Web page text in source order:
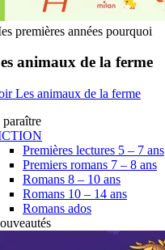
premières années pourquoi
animaux de la ferme
Les animaux de la ferme
Premières lectures 5 – 7 ans
Premiers romans 7 – 8 ans
Romans 8 – 10 ans
Romans 10 – 14 ans
Romans ados